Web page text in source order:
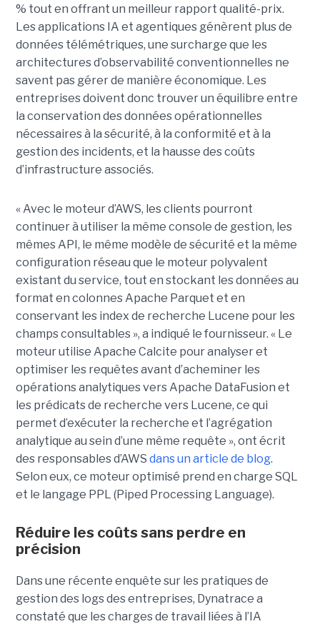
% tout en offrant un meilleur rapport qualité-prix.
Les applications IA et agentiques génèrent plus de
données télémétriques, une surcharge que les
architectures d’observabilité conventionnelles ne
savent pas gérer de manière économique. Les
entreprises doivent donc trouver un équilibre entre
la conservation des données opérationnelles
nécessaires à la sécurité, à la conformité et à la
gestion des incidents, et la hausse des coûts
d’infrastructure associés.
« Avec le moteur d’AWS, les clients pourront
continuer à utiliser la même console de gestion, les
mêmes API, le même modèle de sécurité et la même
configuration réseau que le moteur polyvalent
existant du service, tout en stockant les données au
format en colonnes Apache Parquet et en
conservant les index de recherche Lucene pour les
champs consultables », a indiqué le fournisseur. « Le
moteur utilise Apache Calcite pour analyser et
optimiser les requêtes avant d’acheminer les
opérations analytiques vers Apache DataFusion et
les prédicats de recherche vers Lucene, ce qui
permet d’exécuter la recherche et l’agrégation
analytique au sein d’une même requête », ont écrit
des responsables d’AWS dans un article de blog.
Selon eux, ce moteur optimisé prend en charge SQL
et le langage PPL (Piped Processing Language).
Réduire les coûts sans perdre en
précision
Dans une récente enquête sur les pratiques de
gestion des logs des entreprises, Dynatrace a
constaté que les charges de travail liées à l’IA